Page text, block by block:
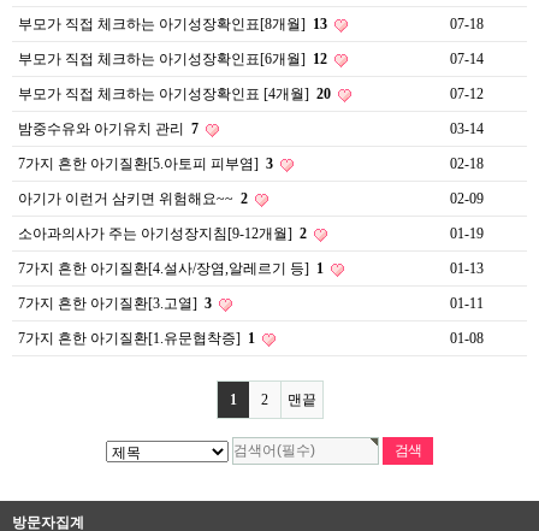
부모가 직접 체크하는 아기성장확인표[8개월] 13 07-18
부모가 직접 체크하는 아기성장확인표[6개월] 12 07-14
부모가 직접 체크하는 아기성장확인표 [4개월] 20 07-12
밤중수유와 아기유치 관리 7 03-14
7가지 흔한 아기질환[5.아토피 피부염] 3 02-18
아기가 이런거 삼키면 위험해요~~ 2 02-09
소아과의사가 주는 아기성장지침[9-12개월] 2 01-19
7가지 흔한 아기질환[4.설사/장염,알레르기 등] 1 01-13
7가지 흔한 아기질환[3.고열] 3 01-11
7가지 흔한 아기질환[1.유문협착증] 1 01-08
1 2 맨끝
방문자집계